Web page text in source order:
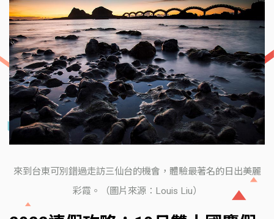
來到台東可別錯過走訪三仙台的機會，體驗最著名的日出美麗
彩霞。（圖片來源：Louis Liu）